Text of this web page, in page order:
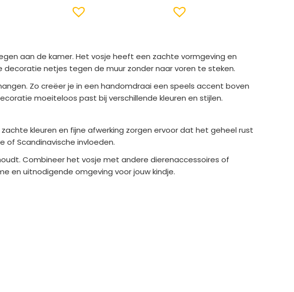
aan de kamer. Het vosje heeft een zachte vormgeving en
netjes tegen de muur zonder naar voren te steken.
Zo creëer je in een handomdraai een speels accent boven
moeiteloos past bij verschillende kleuren en stijlen.
kleuren en fijne afwerking zorgen ervoor dat het geheel rust
of Scandinavische invloeden.
Combineer het vosje met andere dierenaccessoires of
en uitnodigende omgeving voor jouw kindje.